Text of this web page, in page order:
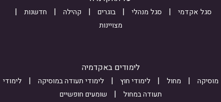
w
t
M
v
b
סגל אקדמי סגל מנהלי בוגרים קהילה
חדשנות
מצויינות
לימודים באקדמיה
מוסיקה מחול לימודי חוץ לימודי תעודה במוסיקה
לימודי
תעודה במחול
שומעים חופשיים